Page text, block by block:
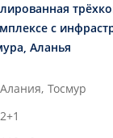
с
Аланья
Алания, Тосмур
2+1